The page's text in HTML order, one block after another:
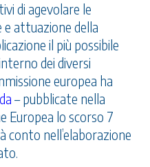
di agevolare le
attuazione della
il più possibile
dei diversi
europea ha
– pubblicate nella
Europea lo scorso 7
conto nell’elaborazione